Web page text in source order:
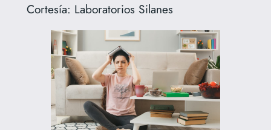
Cortesía: Laboratorios Silanes